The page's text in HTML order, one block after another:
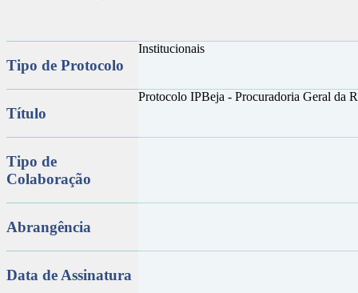
Tipo de Protocolo
Institucionais
Título
Protocolo IPBeja - Procuradoria Geral da
Tipo de
Colaboração
Abrangência
Data de Assinatura